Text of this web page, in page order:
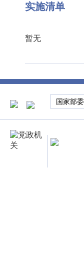
实施清单
暂无
国家部